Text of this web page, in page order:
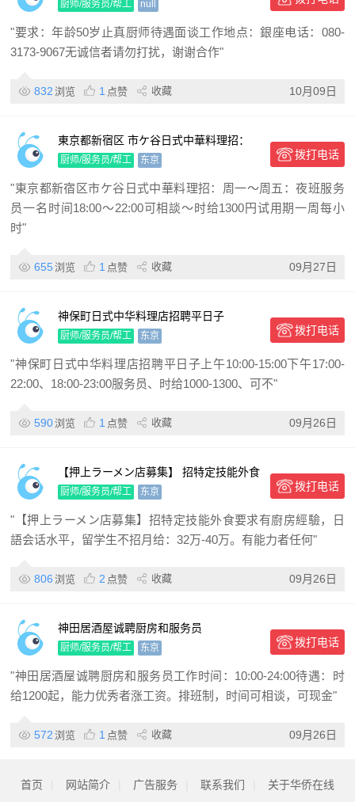
厨师/服务员/帮工 null
"要求：年龄50岁止真厨师待遇面谈工作地点：銀座电话：080-
3173-9067无诚信者请勿打扰，谢谢合作"
832 浏览 1 点赞 收藏 10月09日
東京都新宿区 市ケ谷日式中華料理招：
周一～周五：夜班服务员一名
厨师/服务员/帮工 东京 拨打电话
"東京都新宿区市ケ谷日式中華料理招：周一～周五：夜班服务
员一名时间18:00～22:00可相談～时给1300円试用期一周每小
时"
655 浏览 1 点赞 收藏 09月27日
神保町日式中华料理店招聘平日子
厨师/服务员/帮工 东京 拨打电话
"神保町日式中华料理店招聘平日子上午10:00-15:00下午17:00-
22:00、18:00-23:00服务员、时给1000-1300、可不"
590浏览 1 点赞 收藏 09月26日
【押上ラーメン店募集】 招特定技能外食
要求有廚房經驗，日語会话水平，留学生
厨师/服务员/帮工 东京 拨打电话
"【押上ラーメン店募集】招特定技能外食要求有廚房經驗，日
語会话水平，留学生不招月给：32万-40万。有能力者任何"
806 浏览 2 点赞 收藏 09月26日
神田居酒屋诚聘厨房和服务员
厨师/服务员/帮工 东京 拨打电话
"神田居酒屋诚聘厨房和服务员工作时间：10:00-24:00待遇：时
给1200起，能力优秀者涨工资。排班制，时间可相谈，可现金"
572 浏览 1 点赞 收藏 09月26日
首页 网站简介 广告服务 联系我们 关于华侨在线